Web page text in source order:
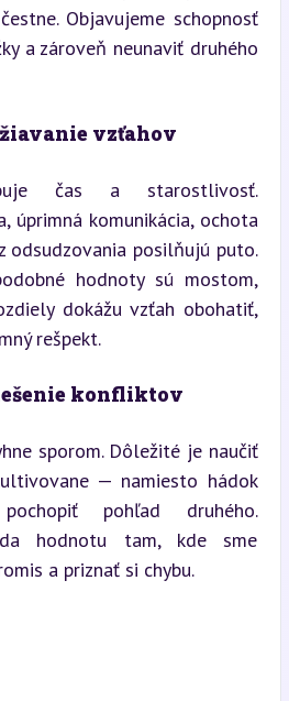
Objavujeme schopnosť
a zároveň neunaviť druhého
vzťahov
čas a starostlivosť.
úprimná komunikácia, ochota
odsudzovania posilňujú puto.
hodnoty sú mostom,
dokážu vzťah obohatiť,
rešpekt.
konfliktov
sporom. Dôležité je naučiť
— namiesto hádok
pohľad druhého.
hodnotu tam, kde sme
a priznať si chybu.